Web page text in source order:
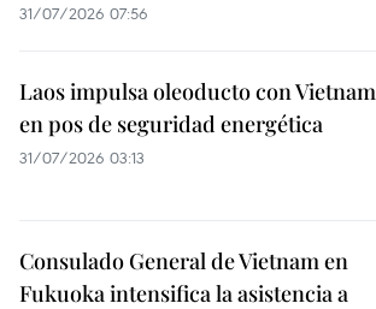
31/07/2026 07:56
Laos impulsa oleoducto con Vietnam
en pos de seguridad energética
31/07/2026 03:13
Consulado General de Vietnam en
Fukuoka intensifica la asistencia a